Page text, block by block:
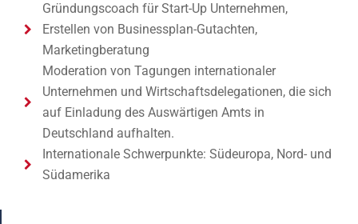
Gründungscoach für Start-Up Unternehmen,
Erstellen von Businessplan-Gutachten,
Marketingberatung
Moderation von Tagungen internationaler
Unternehmen und Wirtschaftsdelegationen, die sich
auf Einladung des Auswärtigen Amts in
Deutschland aufhalten.
Internationale Schwerpunkte: Südeuropa, Nord- und
Südamerika